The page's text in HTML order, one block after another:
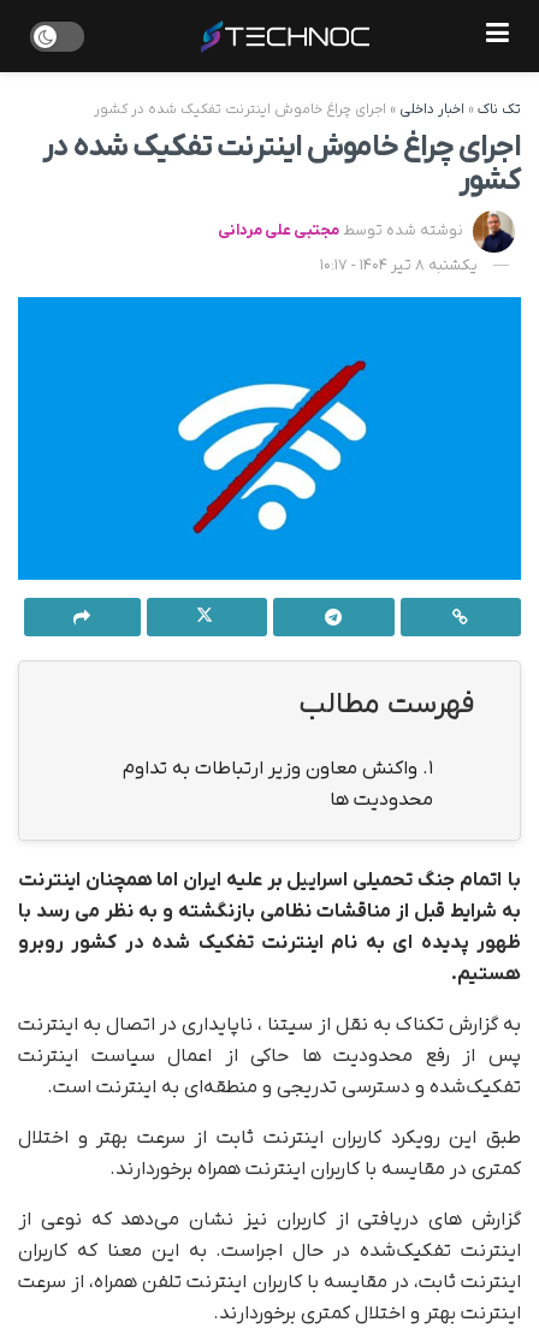
تک ناک» اخبار داخلی » اجرای چراغ خاموش اینترنت تفکیک شده در کشور
اجرای چراغ خاموش اینترنت تفکیک شده در
کشور
نوشته شده توسط مجتبی علی مردانی
یکشنبه 8 تیر 1404 - 10:17
فهرست مطالب
1. واکنش معاون وزیر ارتباطات به تداوم
محدودیت ها
با اتمام جنگ تحمیلی اسراییل بر علیه ایران اما همچنان اینترنت
به شرایط قبل از مناقشات نظامی بازنگشته و به نظر می رسد با
ظهور پدیده ای به نام اینترنت تفکیک شده در کشور روبرو
هستیم.
به گزارش تکناک به نقل از سیتنا ، ناپایداری در اتصال به اینترنت
پس از رفع محدودیت ها حاکی از اعمال سیاست اینترنت
تفکیک‌شده و دسترسی تدریجی و منطقه‌ای به اینترنت است.
طبق این رویکرد کاربران اینترنت ثابت از سرعت بهتر و اختلال
کمتری در مقایسه با کاربران اینترنت همراه برخوردارند.
گزارش های دریافتی از کاربران نیز نشان می‌دهد که نوعی از
اینترنت تفکیک‌شده در حال اجراست. به این معنا که کاربران
اینترنت ثابت، در مقایسه با کاربران اینترنت تلفن همراه، از سرعت
اینترنت بهتر و اختلال کمتری برخوردارند.